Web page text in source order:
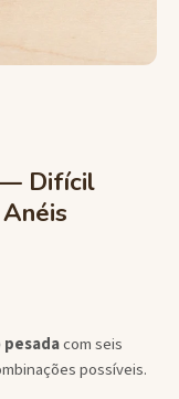
— Difícil
com seis
possíveis.